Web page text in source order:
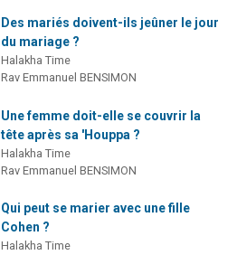
Des mariés doivent-ils jeûner le jour
du mariage ?
Halakha Time
Rav Emmanuel BENSIMON
Une femme doit-elle se couvrir la
tête après sa 'Houppa ?
Halakha Time
Rav Emmanuel BENSIMON
Qui peut se marier avec une fille
Cohen ?
Halakha Time